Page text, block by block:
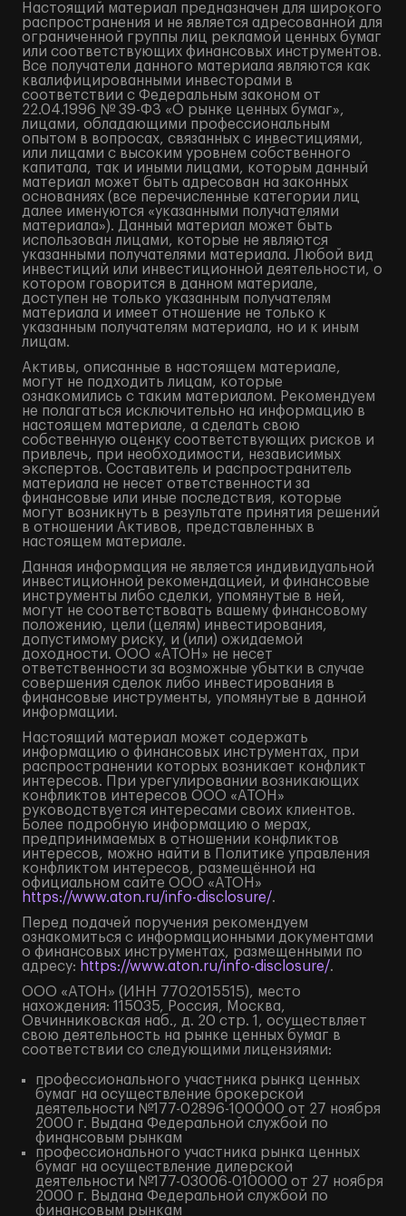
Настоящий материал предназначен для широкого
распространения и не является адресованной для
ограниченной группы лиц рекламой ценных бумаг
или соответствующих финансовых инструментов.
Все получатели данного материала являются как
квалифицированными инвесторами в
соответствии с Федеральным законом от
22.04.1996 № 39-ФЗ «О рынке ценных бумаг»,
лицами, обладающими профессиональным
опытом в вопросах, связанных с инвестициями,
или лицами с высоким уровнем собственного
капитала, так и иными лицами, которым данный
материал может быть адресован на законных
основаниях (все перечисленные категории лиц
далее именуются «указанными получателями
материала»). Данный материал может быть
использован лицами, которые не являются
указанными получателями материала. Любой вид
инвестиций или инвестиционной деятельности, о
котором говорится в данном материале,
доступен не только указанным получателям
материала и имеет отношение не только к
указанным получателям материала, но и к иным
лицам.
Активы, описанные в настоящем материале,
могут не подходить лицам, которые
ознакомились с таким материалом. Рекомендуем
не полагаться исключительно на информацию в
настоящем материале, а сделать свою
собственную оценку соответствующих рисков и
привлечь, при необходимости, независимых
экспертов. Составитель и распространитель
материала не несет ответственности за
финансовые или иные последствия, которые
могут возникнуть в результате принятия решений
в отношении Активов, представленных в
настоящем материале.
Данная информация не является индивидуальной
инвестиционной рекомендацией, и финансовые
инструменты либо сделки, упомянутые в ней,
могут не соответствовать вашему финансовому
положению, цели (целям) инвестирования,
допустимому риску, и (или) ожидаемой
доходности. ООО «АТОН» не несет
ответственности за возможные убытки в случае
совершения сделок либо инвестирования в
финансовые инструменты, упомянутые в данной
информации.
Настоящий материал может содержать
информацию о финансовых инструментах, при
распространении которых возникает конфликт
интересов. При урегулировании возникающих
конфликтов интересов ООО «АТОН»
руководствуется интересами своих клиентов.
Более подробную информацию о мерах,
предпринимаемых в отношении конфликтов
интересов, можно найти в Политике управления
конфликтом интересов, размещённой на
официальном сайте ООО «АТОН»
https://www.aton.ru/info-disclosure/.
Перед подачей поручения рекомендуем
ознакомиться с информационными документами
о финансовых инструментах, размещенными по
адресу: https://www.aton.ru/info-disclosure/.
ООО «АТОН» (ИНН 7702015515), место
нахождения: 115035, Россия, Москва,
Овчинниковская наб., д. 20 стр. 1, осуществляет
свою деятельность на рынке ценных бумаг в
соответствии со следующими лицензиями:
профессионального участника рынка ценных
бумаг на осуществление брокерской
деятельности №177-02896-100000 от 27 ноября
2000 г. Выдана Федеральной службой по
финансовым рынкам
профессионального участника рынка ценных
бумаг на осуществление дилерской
деятельности №177-03006-010000 от 27 ноября
2000 г. Выдана Федеральной службой по
финансовым рынкам